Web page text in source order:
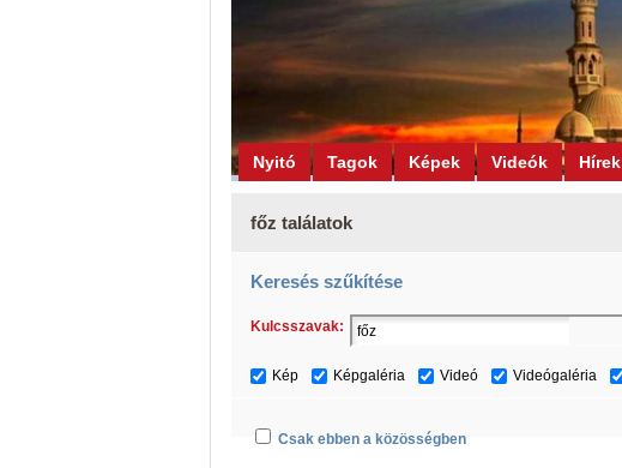
Nyitó Tagok Képek Videók Hírek
főz találatok
Keresés szűkítése
Kulcsszavak:
Kép Képgaléria Videó Videógaléria
Csak ebben a közösségben